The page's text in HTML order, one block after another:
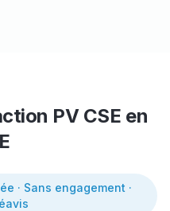
PV CSE en
· Sans engagement ·